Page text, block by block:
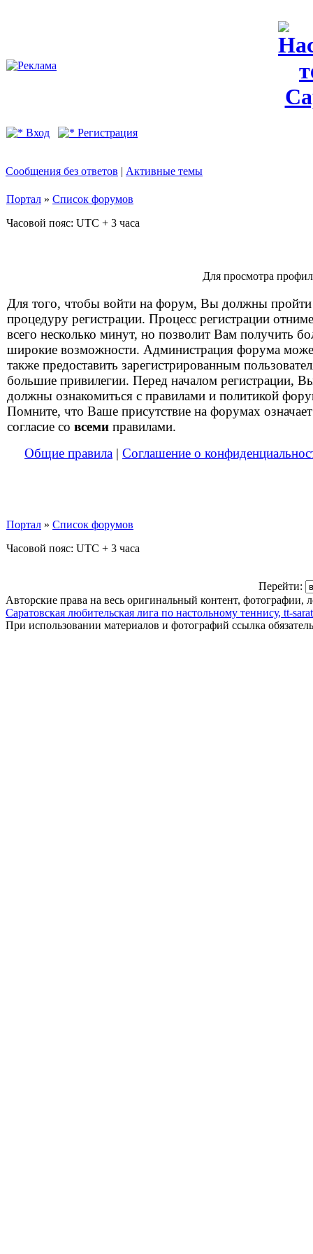
Вход Регистрация
Сообщения без ответов | Активные темы
Портал » Список форумов
Часовой пояс: UTC + 3 часа
Для просмотра
Для того, чтобы войти на форум, Вы должны пройти
процедуру регистрации. Процесс регистрации
всего несколько минут, но позволит Вам получить
широкие возможности. Администрация форума
также предоставить зарегистрированным
большие привилегии. Перед началом регистрации,
должны ознакомиться с правилами и политикой
Помните, что Ваше присутствие на форумах означает
согласие со всеми правилами.
Общие правила | Соглашение о
Портал » Список форумов
Часовой пояс: UTC + 3 часа
Перейти:
Авторские права на весь оригинальный контент, фотографии,
Саратовская любительская лига по настольному теннису, tt-
При использовании материалов и фотографий ссылка